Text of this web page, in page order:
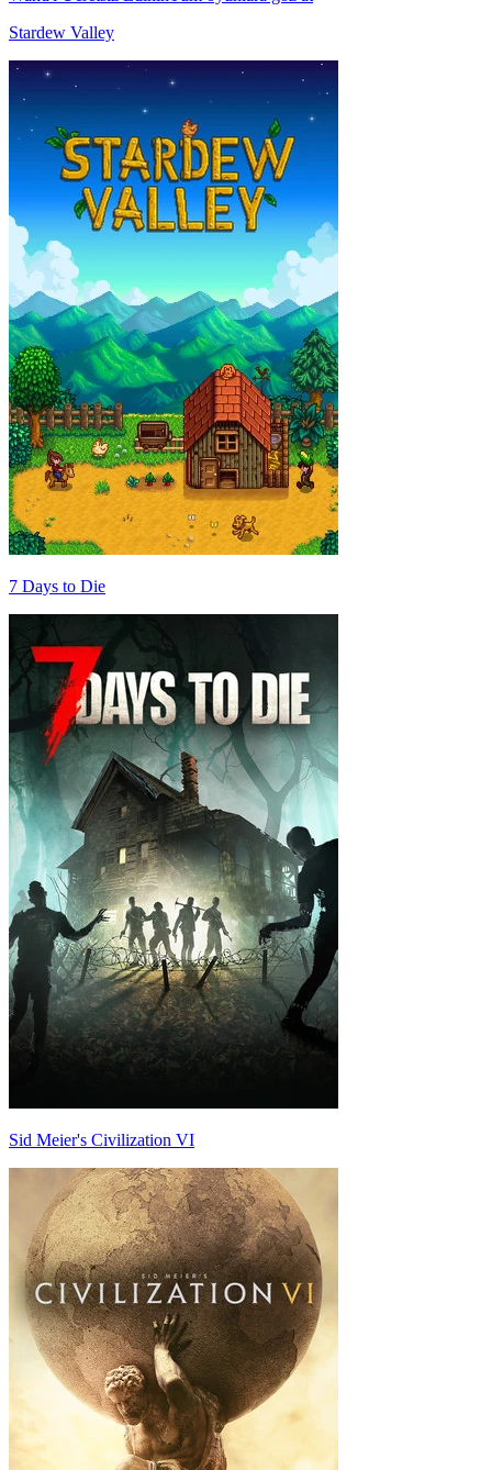
Stardew Valley
7 Days to Die
Sid Meier's Civilization VI